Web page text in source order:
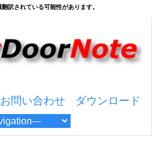
お問い合わせ ダウンロード